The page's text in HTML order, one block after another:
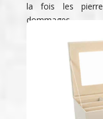
la fois les
dommages.